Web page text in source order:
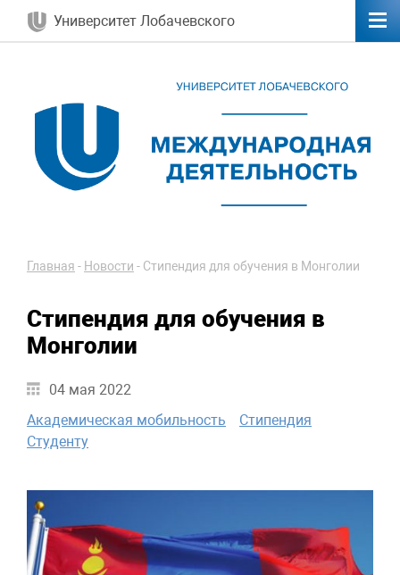
Университет Лобачевского
Главная - Новости - Стипендия для обучения в Монголии
Стипендия для обучения в
Монголии
04 мая 2022
Академическая мобильность
Стипендия
Студенту